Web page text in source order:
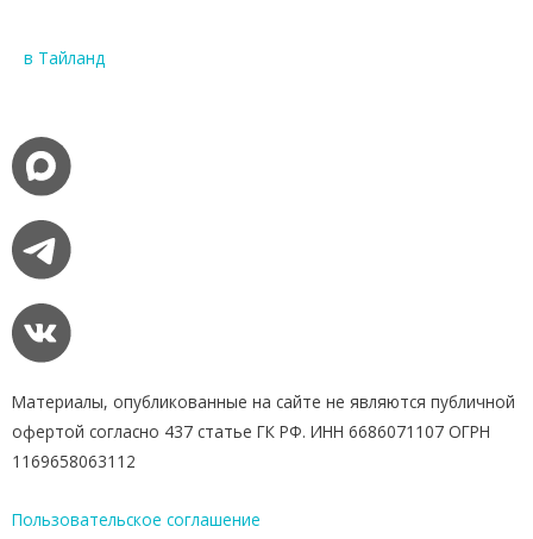
в Тайланд
Материалы, опубликованные на сайте не являются публичной
офертой согласно 437 статье ГК РФ. ИНН 6686071107 ОГРН
1169658063112
Пользовательское соглашение